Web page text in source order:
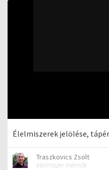
Élelmiszerek jelölése,
Traszkovics Zsolt
élelmiszer mérnök